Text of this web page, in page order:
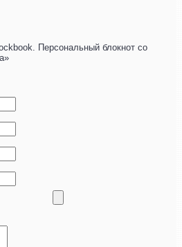
Персональный блокнот со